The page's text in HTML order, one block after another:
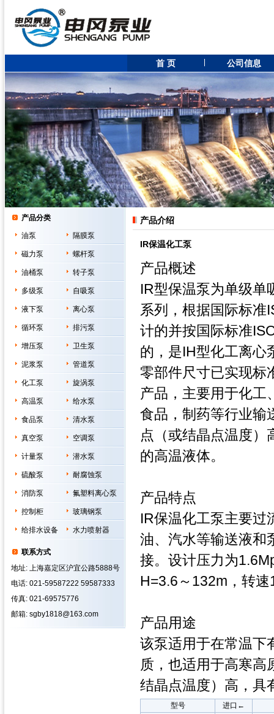
首 页 公司信息
产品分类
油泵 隔膜泵
磁力泵 螺杆泵
油桶泵 转子泵
多级泵 自吸泵
液下泵 离心泵
循环泵 排污泵
增压泵 卫生泵
泥浆泵 管道泵
化工泵 旋涡泵
高温泵 给水泵
食品泵 清水泵
真空泵 空调泵
计量泵 潜水泵
硫酸泵 耐腐蚀泵
消防泵 氟塑料离心泵
控制柜 玻璃钢泵
给排水设备 水力喷射器
联系方式
地址: 上海嘉定区沪宜公路5888号
电话: 021-59587222 59587333
传真: 021-69575776
邮箱: sgby1818@163.com
产品介绍
IR保温化工泵
产品概述
IR型保温泵为单级单
系列，根据国际标准
计的并按国际标准
的，是IH型化工离心
零部件尺寸已实现标
产品，主要用于化工
食品，制药等行业输
点（或结晶点温度）
的高温液体。
产品特点
IR保温化工泵主要过
油、汽水等输送液和
接。设计压力为
H=3.6～132m，转
产品用途
该泵适用于在常温下
质，也适用于高寒
结晶点温度）高，具
型号
进口←